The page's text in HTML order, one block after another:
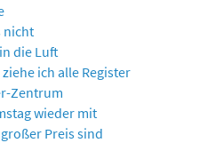
nicht
die Luft
ich alle Register
Zentrum
wieder mit
Preis sind